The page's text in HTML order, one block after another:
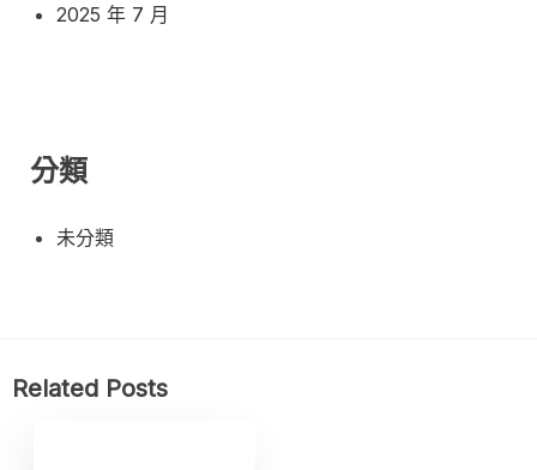
2025 年 7 月
分類
未分類
Related Posts